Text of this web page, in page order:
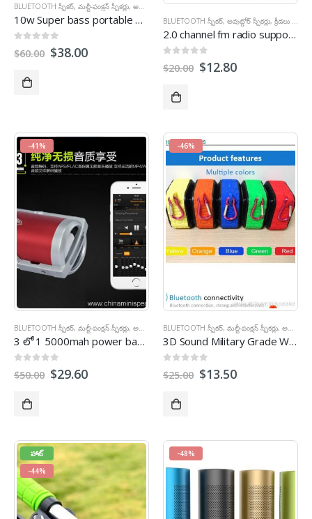
BLUETOOTH స్పీకర్, మల్టీ-ఫంక్షన్ స్పీకర్లు, అవుట్డోర్ స్పీకర్లు
10w Super bass portable waterproof bluetooth speaker with 4400mAh powerbank
బయటకు 5
$60.00 $38.00
BLUETOOTH స్పీకర్, అవుట్డోర్ స్పీకర్లు, క్రీడలు స్పీకర్లు
2.0channel fm radio supported waterproof bt speaker with hands free calling
బయటకు 5
$20.00 $12.80
-41%
BLUETOOTH స్పీకర్, మల్టీ-ఫంక్షన్ స్పీకర్లు, అవుట్డోర్ స్పీకర్లు ,క్రీడలు స్పీకర్లు
3 లో 1 5000mah power bank bike bluetooth speaker with LED light
బయటకు 5
$50.00 $29.60
-46%
BLUETOOTH స్పీకర్, మల్టీ-ఫంక్షన్ స్పీకర్లు, అవుట్డోర్ స్పీకర్లు
3D Sound Military Grade Waterproof Portable Bluetooth
బయటకు 5
$25.00 $13.50
హాట్
-44%
-48%